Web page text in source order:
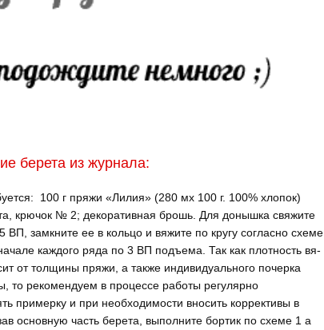
берета из журнала:
100 г пряжи «Лилия» (280 мх 100 г. 100% хло­пок)
крючок № 2; декоративная брошь. Для донышка свяжите
ВП, замкните ее в кольцо и вя­жите по кру­гу соглас­но схеме
каждого ряда по 3 ВП подъема. Так как плотность вя­
от толщины пря­жи, а также индивидуального почерка
то реко­мендуем в процессе работы ре­гулярно
примерку и при необходимости вносить коррек­тивы в
основную часть берета, выполните бортик по схеме 1 а